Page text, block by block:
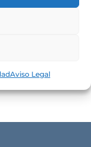
Aviso Legal